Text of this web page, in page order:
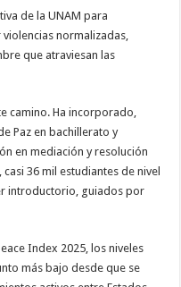
de la UNAM para
normalizadas,
que atraviesan las
camino. Ha incorporado,
Paz en bachillerato y
en mediación y resolución
36 mil estudiantes de nivel
introductorio, guiados por
Index 2025, los niveles
más bajo desde que se